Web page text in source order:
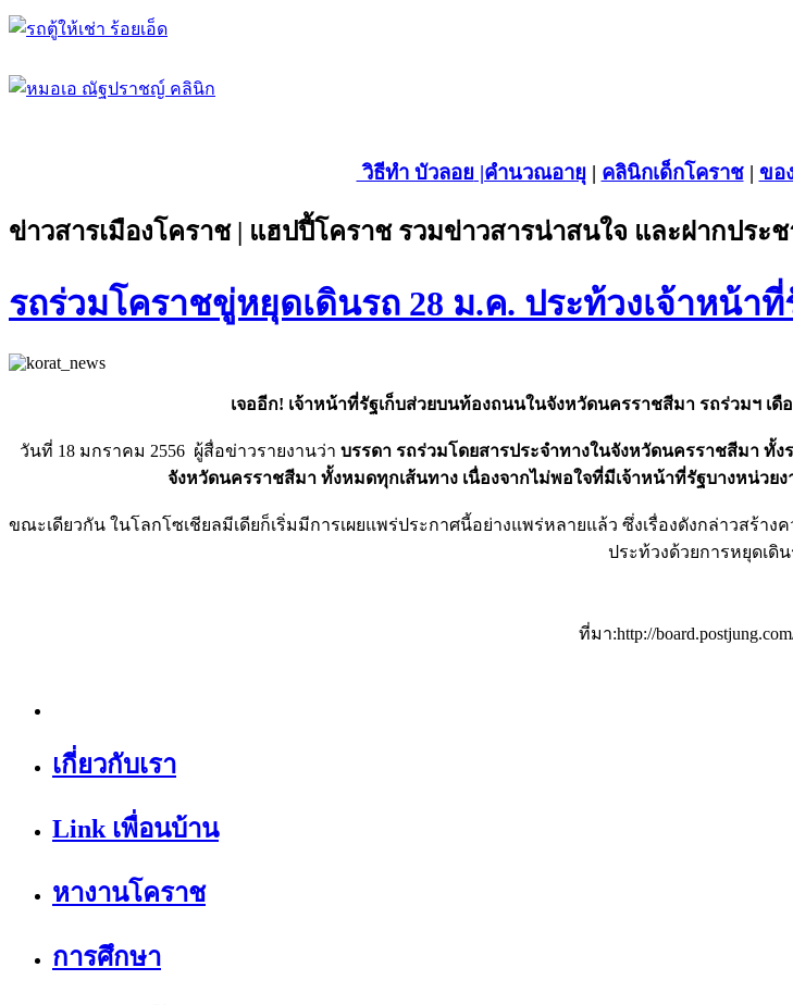
วิธีทำ บัวลอย |คำนวณอายุ | คลินิกเด็กโคราช| ขอ
ข่าวสารเมืองโคราช | แฮปปี้โคราช รวมข่าวสารน่าสนใจ และฝากประ
รถร่วมโคราชขู่หยุดเดินรถ 28 ม.ค. ประท้วงเจ้าหน้าที่
เจออีก! เจ้าหน้าที่รัฐเก็บส่วยบนท้องถนนในจังหวัดนครราชสีมา รถร่วมฯ เ
วันที่ 18 มกราคม 2556 ผู้สื่อข่าวรายงานว่า บรรดา รถร่วมโดยสารประจำทางในจังหวัดนครราชสีมา ทั้
จังหวัดนครราชสีมา ทั้งหมดทุกเส้นทาง เนื่องจากไม่พอใจที่มีเจ้าหน้าที่รัฐบางหน่วยง
ขณะเดียวกัน ในโลกโซเชียลมีเดียก็เริ่มมีการเผยแพร่ประกาศนี้อย่างแพร่หลายแล้ว ซึ่งเรื่องดังกล่าวสร้า
ประท้วงด้วยการหยุดเดิน
ที่มา:http://
เกี่ยวกับเรา
Link เพื่อนบ้าน
หางานโคราช
การศึกษา